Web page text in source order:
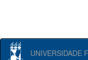
UNIVERSIDADE